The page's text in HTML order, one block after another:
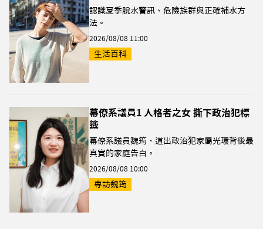
認識夏季脫水警訊、危險族群與正確補水方
法。
2026/08/08 11:00
生活百科
幕僚系議員1 人格者之女 撕下政治犯標
籤
幕僚系議員魏筠，道出政治犯家屬光環背後最
真實的家庭告白。
2026/08/08 10:00
專訪魏筠